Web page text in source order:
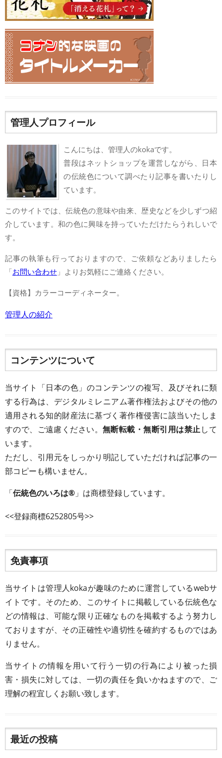
管理人プロフィール
こんにちは、管理人のkokaです。
普段はネットショップを運営しながら、日本
の伝統色について調べたり記事を書いたりし
ています。
このサイトでは、伝統色の意味や由来、歴史などを少しずつ紹
介しています。和の色に興味を持っていただけたらうれしいで
す。
記事の執筆も行っておりますので、ご依頼などありましたら
「お問い合わせ 」よりお気軽にご連絡ください。
【資格】カラーコーディネーター。
管理人の紹介
コンテンツについて
当サイト「日本の色」のコンテンツの複写、及びそれに類
する行為は、デジタルミレニアム著作権法およびその他の
適用される知的財産法に基づく著作権侵害に該当いたしま
すので、ご遠慮ください。 無断転載・無断引用は禁止して
います。
ただし、引用元をしっかり明記していただければ記事の一
部コピーも構いません。
「伝統色のいろは® 」は商標登録しています。
<<登録商標6252805号>>
免責事項
当サイトは管理人kokaが趣味のために運営しているwebサ
イトです。そのため、このサイトに掲載している伝統色な
どの情報は、可能な限り正確なものを掲載するよう努力し
ておりますが、その正確性や適切性を確約するものではあ
りません。
当サイトの情報を用いて行う一切の行為により被った損
害・損失に対しては、一切の責任を負いかねますので、ご
理解の程宜しくお願い致します。
最近の投稿